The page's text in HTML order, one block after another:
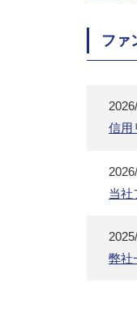
ファ
信用
当社
弊社